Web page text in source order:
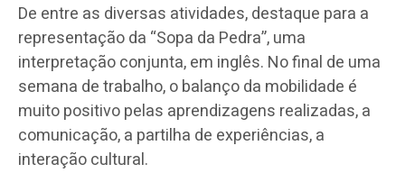
De entre as diversas atividades, destaque para a
representação da “Sopa da Pedra”, uma
interpretação conjunta, em inglês. No final de uma
semana de trabalho, o balanço da mobilidade é
muito positivo pelas aprendizagens realizadas, a
comunicação, a partilha de experiências, a
interação cultural.